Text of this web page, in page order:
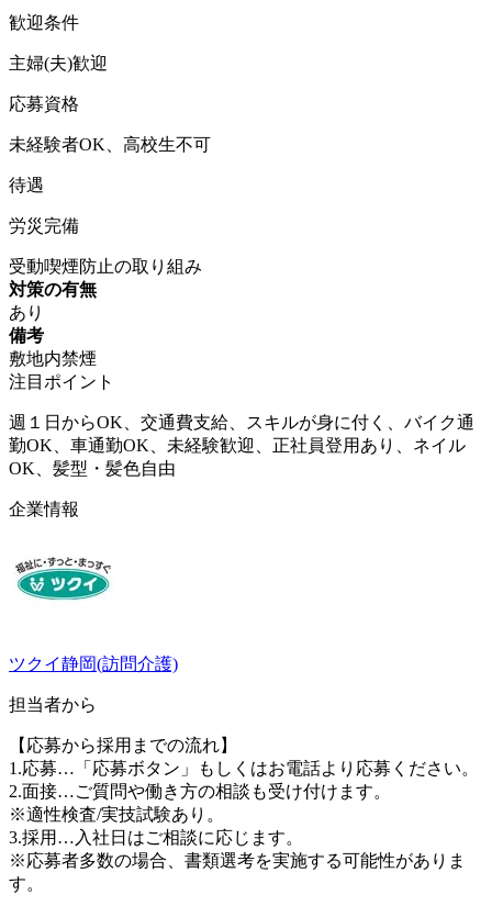
歓迎条件
主婦(夫)歓迎
応募資格
未経験者OK、高校生不可
待遇
労災完備
受動喫煙防止の取り組み
対策の有無
あり
備考
敷地内禁煙
注目ポイント
週１日からOK、交通費支給、スキルが身に付く、バイク通
勤OK、車通勤OK、未経験歓迎、正社員登用あり、ネイル
OK、髪型・髪色自由
企業情報
ツクイ静岡(訪問介護)
担当者から
【応募から採用までの流れ】
1.応募…「応募ボタン」もしくはお電話より応募ください。
2.面接…ご質問や働き方の相談も受け付けます。
※適性検査/実技試験あり。
3.採用…入社日はご相談に応じます。
※応募者多数の場合、書類選考を実施する可能性がありま
す。